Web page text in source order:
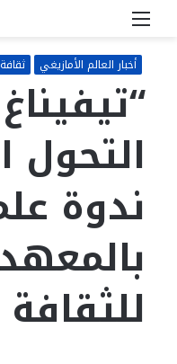
أخبار العالم الأمازيغي
التحول
ندوة
للثقافة